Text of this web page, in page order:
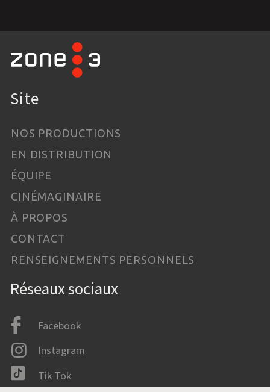
Site
NOS PRODUCTIONS
EN DISTRIBUTION
ÉQUIPE
CINÉMAGINAIRE
À PROPOS
CONTACT
RENSEIGNEMENTS PERSONNELS
Réseaux sociaux
Facebook
Instagram
Tik Tok